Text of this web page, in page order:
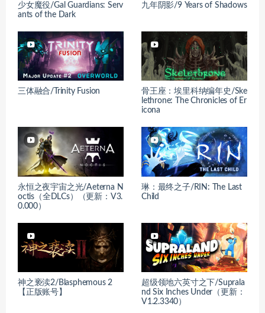
少女魔役/Gal Guardians: Serv
ants of the Dark
九年阴影/9 Years of Shadows
三体融合/Trinity Fusion
骨王座：埃里科纳编年史/Ske
lethrone: The Chronicles of Er
icona
永恒之夜宇宙之光/Aeterna N
octis（全DLCs）（更新：V3.
0.000）
琳：最终之子/RIN: The Last
Child
神之亵渎2/Blasphemous 2
【正版账号】
超级领地六英寸之下/Suprala
nd Six Inches Under（更新：
V1.2.3340）